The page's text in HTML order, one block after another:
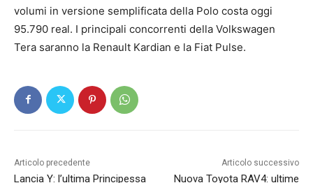
volumi in versione semplificata della Polo costa oggi
95.790 real. I principali concorrenti della Volkswagen
Tera saranno la Renault Kardian e la Fiat Pulse.
Articolo precedente
Lancia Y: l’ultima Principessa
Articolo successivo
Nuova Toyota RAV4: ultime